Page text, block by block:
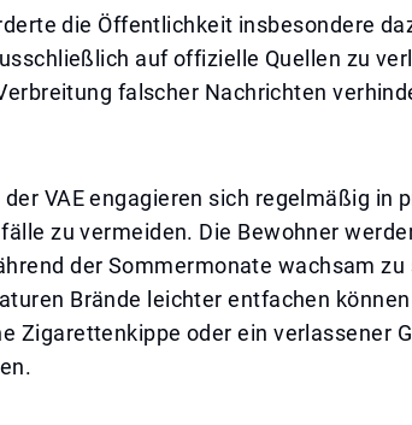
die Öffentlichkeit insbesondere
auf offizielle Quellen zu
falscher Nachrichten
der VAE engagieren sich regelmäßig in
zu vermeiden. Die Bewohner
der Sommermonate wachsam zu
Brände leichter entfachen
Zigarettenkippe oder ein verlassener